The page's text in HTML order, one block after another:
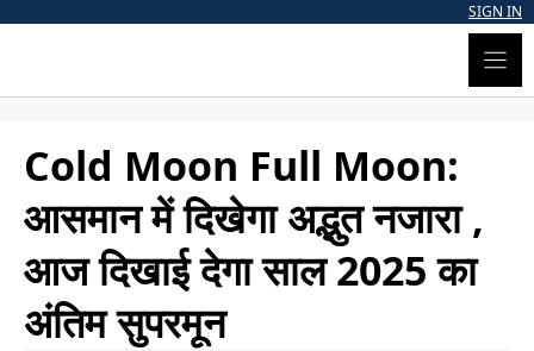
SIGN IN
Cold Moon Full Moon:
आसमान में दिखेगा अद्भुत नजारा ,
आज दिखाई देगा साल 2025 का
अंतिम सुपरमून